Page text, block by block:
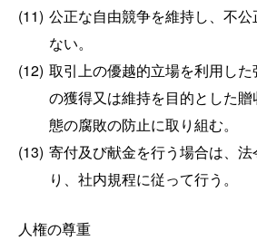
(11) 公正な自由競争を維持し、不
ない。
(12) 取引上の優越的立場を利用し
の獲得又は維持を目的とした
態の腐敗の防止に取り組む。
(13) 寄付及び献金を行う場合は、
り、社内規程に従って行う。
人権の尊重